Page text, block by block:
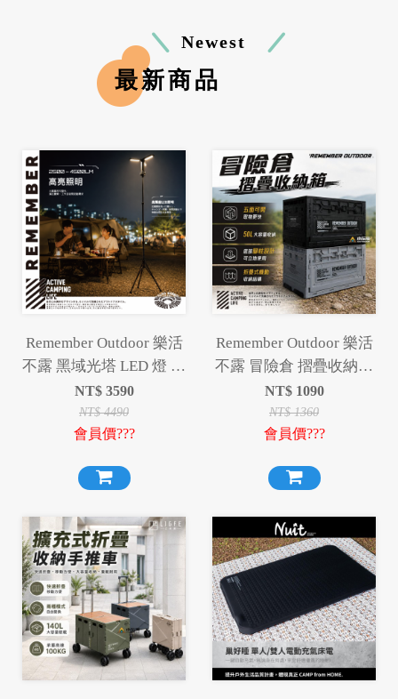
Newest
最新商品
Remember Outdoor 樂活
不露 黑域光塔 LED 燈 摺
疊燈 伸縮燈 掛燈 露營燈
工作燈 夜衝神器
NT$ 3590
NT$4490
會員價???
Remember Outdoor 樂活
不露 冒險倉 摺疊收納箱
摺疊箱 收納箱 置物箱
NT$ 1090
NT$1360
會員價???